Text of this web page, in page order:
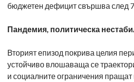
бюджетен дефицит свършва след 7
Пандемия, политическа
Вторият епизод покрива целия
устойчиво влошаваща се
и социалните ограничения